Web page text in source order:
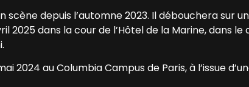
depuis l’automne 2023. Il débouchera sur
2025 dans la cour de l’Hôtel de la Marine, dans
2024 au Columbia Campus de Paris, à l’issue